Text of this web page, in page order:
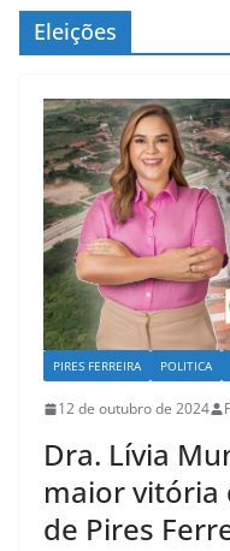
Eleições
PIRES FERREIRA POLITICA
12 de outubro de 2024
Dra. Lívia
maior vitória
de Pires